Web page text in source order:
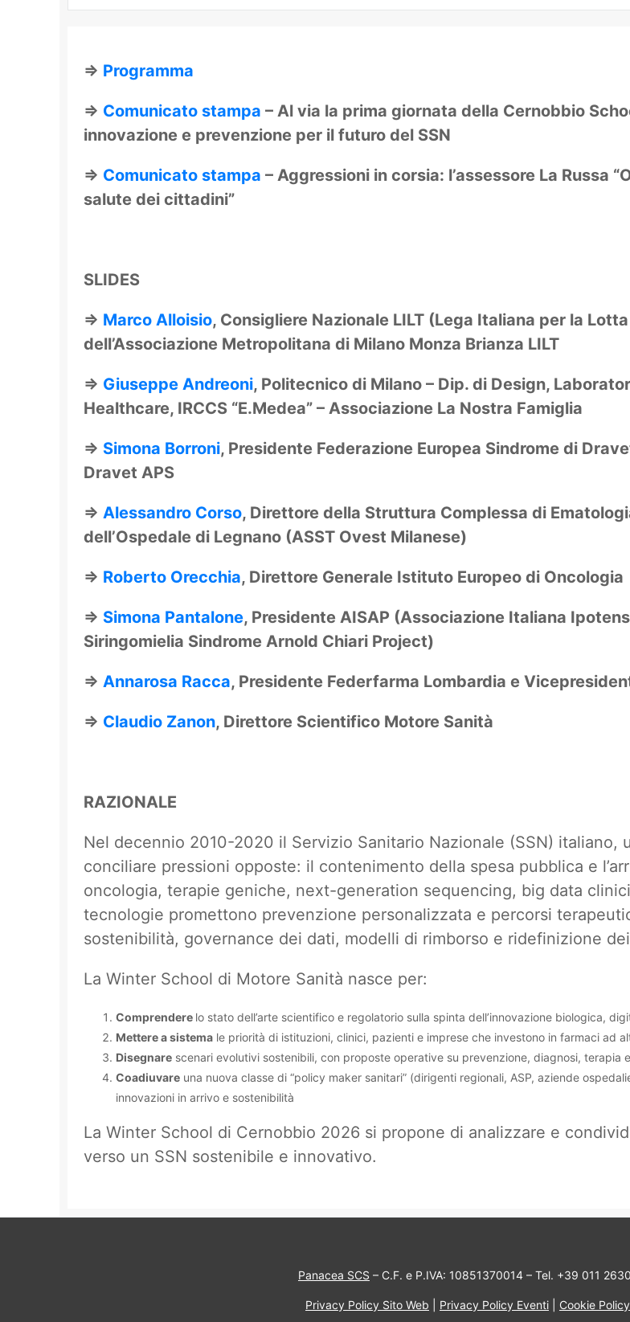
⇒ Programma
⇒ Comunicato stampa – Al via la prima giornata della Cernobbio
innovazione e prevenzione per il futuro del SSN
⇒ Comunicato stampa – Aggressioni in corsia: l’assessore La Russa
salute dei cittadini”
SLIDES
⇒ Marco Alloisio, Consigliere Nazionale LILT (Lega Italiana per la
dell’Associazione Metropolitana di Milano Monza Brianza LILT
⇒ Giuseppe Andreoni, Politecnico di Milano – Dip. di Design,
Healthcare, IRCCS “E.Medea” – Associazione La Nostra Famiglia
⇒ Simona Borroni, Presidente Federazione Europea Sindrome di
Dravet APS
⇒ Alessandro Corso, Direttore della Struttura Complessa di
dell’Ospedale di Legnano (ASST Ovest Milanese)
⇒ Roberto Orecchia, Direttore Generale Istituto Europeo di Oncologia
⇒ Simona Pantalone, Presidente AISAP (Associazione Italiana
Siringomielia Sindrome Arnold Chiari Project)
⇒ Annarosa Racca, Presidente Federfarma Lombardia e
⇒ Claudio Zanon, Direttore Scientifico Motore Sanità
RAZIONALE
Nel decennio 2010-2020 il Servizio Sanitario Nazionale (SSN)
conciliare pressioni opposte: il contenimento della spesa pubblica e
oncologia, terapie geniche, next-generation sequencing, big data
tecnologie promettono prevenzione personalizzata e percorsi
sostenibilità, governance dei dati, modelli di rimborso e ridefinizione
La Winter School di Motore Sanità nasce per:
Comprendere lo stato dell’arte scientifico e regolatorio sulla spinta dell’innovazione biologica,
Mettere a sistema le priorità di istituzioni, clinici, pazienti e imprese che investono in farmaci ad
Disegnare scenari evolutivi sostenibili, con proposte operative su prevenzione, diagnosi, terapia
Coadiuvare una nuova classe di “policy maker sanitari” (dirigenti regionali, ASP, aziende
innovazioni in arrivo e sostenibilità
La Winter School di Cernobbio 2026 si propone di analizzare e
verso un SSN sostenibile e innovativo.
Panacea SCS – C.F. e P.IVA: 10851370014 – Tel. +39 011
Privacy Policy Sito Web Privacy Policy Eventi Cookie Policy